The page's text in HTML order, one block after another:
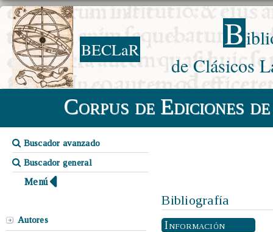
BECLaR B
de Clásicos
Corpus de Ediciones
Buscador avanzado
Buscador general
Menú
Autores
Bibliografía
Información